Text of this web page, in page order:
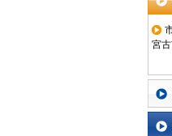
地
宮
沿